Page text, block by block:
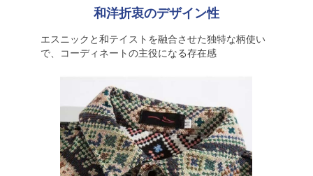
和洋折衷のデザイン性
エスニックと和テイストを融合させた独特な柄使い
で、コーディネートの主役になる存在感